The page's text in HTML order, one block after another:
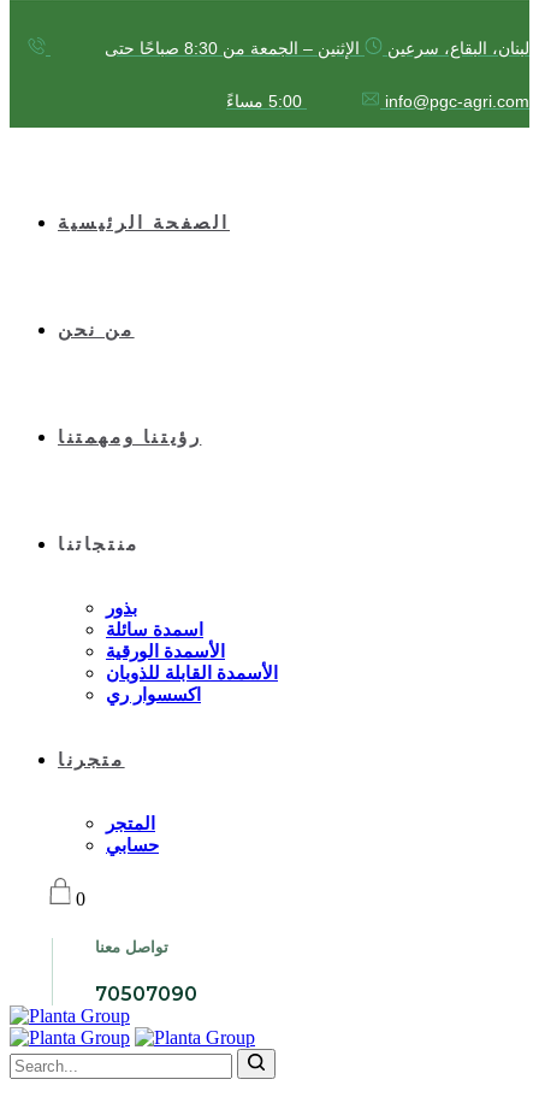
لبنان، البقاع، سرعين الإثنين – الجمعة من 8:30 صباحًا حتى
5:00 مساءً info@pgc-agri.com
الصفحة الرئيسية
من نحن
رؤيتنا ومهمتنا
منتجاتنا
بذور
اسمدة سائلة
الأسمدة الورقية
الأسمدة القابلة للذوبان
اكسسوار ري
متجرنا
المتجر
حسابي
0
تواصل معنا
70507090